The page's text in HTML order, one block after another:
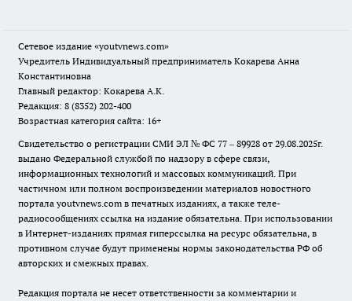
Сетевое издание «youtvnews.com»
Учредитель Индивидуальный предприниматель Кокарева Анна
Константиновна
Главный редактор: Кокарева А.К.
Редакция: 8 (8352) 202-400
Возрастная категория сайта: 16+
Свидетельство о регистрации СМИ ЭЛ № ФС 77 – 89928 от 29.08.2025г.
выдано Федеральной службой по надзору в сфере связи,
информационных технологий и массовых коммуникаций. При
частичном или полном воспроизведении материалов новостного
портала youtvnews.com в печатных изданиях, а также теле-
радиосообщениях ссылка на издание обязательна. При использовании
в Интернет-изданиях прямая гиперссылка на ресурс обязательна, в
противном случае будут применены нормы законодательства РФ об
авторских и смежных правах.
Редакция портала не несет ответственности за комментарии и